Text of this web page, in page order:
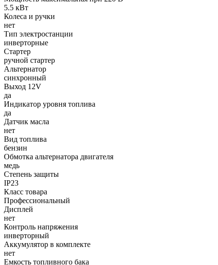
5.5 кВт
Колеса и ручки
нет
Тип электростанции
инверторные
Стартер
ручной стартер
Альтернатор
синхронный
Выход 12V
да
Индикатор уровня топлива
да
Датчик масла
нет
Вид топлива
бензин
Обмотка альтернатора двигателя
медь
Степень защиты
IP23
Класс товара
Профессиональный
Дисплей
нет
Контроль напряжения
инверторный
Аккумулятор в комплекте
нет
Емкость топливного бака